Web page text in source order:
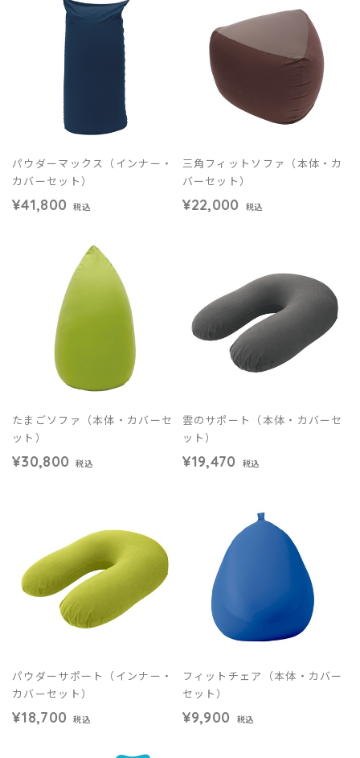
パウダーマックス（インナー・
カバーセット）
¥41,800 税込
三角フィットソファ（本体・カ
バーセット）
¥22,000 税込
たまごソファ（本体・カバーセ
ット）
¥30,800 税込
雲のサポート（本体・カバーセ
ット）
¥19,470 税込
パウダーサポート（インナー・
カバーセット）
¥18,700 税込
フィットチェア（本体・カバー
セット）
¥9,900 税込